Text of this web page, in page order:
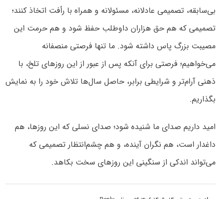
بی‌سابقه، تصمیمی عادلانه، مسئولانه و همراه با رأفت اتخاذ کنند؛
تصمیمی که هم حق هزاران داوطلب حفظ شود و هم حرمت این
مصیبت بزرگ پاس داشته شود. ما تنها فرصتی منصفانه
می‌خواهیم؛ فرصتی برای آنکه پس از عبور از این روزهای تلخ، با
ذهنی آرام‌تر و شرایطی برابر، حاصل سال‌ها تلاش خود را به نمایش
بگذاریم.
امید داریم صدای ما شنیده شود؛ صدای نسلی که این روزها، هم
داغدار است، هم نگران آینده، و هم چشم‌انتظار تصمیمی که
می‌تواند اندکی از سنگینی این روزهای سخت بکاهد.